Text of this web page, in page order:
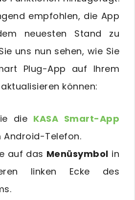
empfohlen, die App
neuesten Stand zu
uns nun sehen, wie Sie
Plug-App auf Ihrem
können:
die KASA Smart-App
Android-Telefon.
auf das Menüsymbol in
linken Ecke des